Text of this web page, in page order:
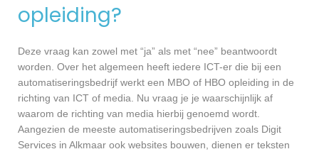
opleiding?
Deze vraag kan zowel met “ja” als met “nee” beantwoordt
worden. Over het algemeen heeft iedere ICT-er die bij een
automatiseringsbedrijf werkt een MBO of HBO opleiding in de
richting van ICT of media. Nu vraag je je waarschijnlijk af
waarom de richting van media hierbij genoemd wordt.
Aangezien de meeste automatiseringsbedrijven zoals Digit
Services in Alkmaar ook websites bouwen, dienen er teksten